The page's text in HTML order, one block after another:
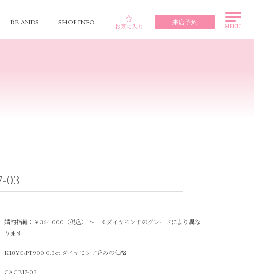
BRANDS SHOP INFO お気に入り 来店予約
MENU
03
婚約指輪：￥364,000（税込） 〜 ※ダイヤモンドのグレードにより異な
ります
K18YG/PT900 0.3ct ダイヤモンド込みの価格
CACE17-03